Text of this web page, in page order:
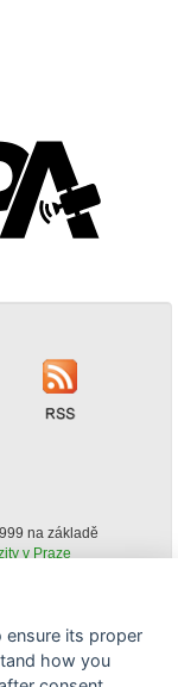
na základě
v Praze
je možné
zdroje v podobě
ensure its proper
how you